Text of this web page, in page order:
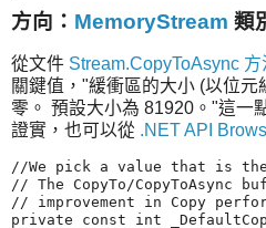
方向： MemoryStream 類
從文件 Stream.CopyToAsync
關鍵值，
緩衝區的大小 (以位元
零。 預設大小為 81920。
這一
證實，也可以從 .NET API
//We pick a value that is
// The CopyTo/
// improvement in Copy